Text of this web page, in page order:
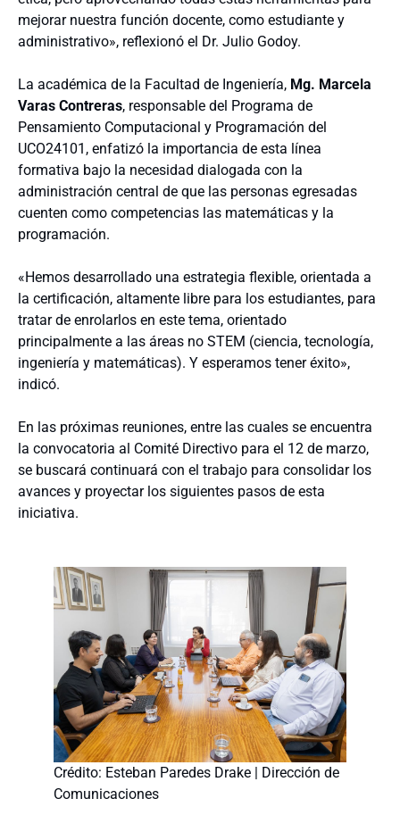
mejorar nuestra función docente, como estudiante y
administrativo», reflexionó el Dr. Julio Godoy.
La académica de la Facultad de Ingeniería, Mg. Marcela
Varas Contreras, responsable del Programa de
Pensamiento Computacional y Programación del
UCO24101, enfatizó la importancia de esta línea
formativa bajo la necesidad dialogada con la
administración central de que las personas egresadas
cuenten como competencias las matemáticas y la
programación.
«Hemos desarrollado una estrategia flexible, orientada a
la certificación, altamente libre para los estudiantes, para
tratar de enrolarlos en este tema, orientado
principalmente a las áreas no STEM (ciencia, tecnología,
ingeniería y matemáticas). Y esperamos tener éxito»,
indicó.
En las próximas reuniones, entre las cuales se encuentra
la convocatoria al Comité Directivo para el 12 de marzo,
se buscará continuará con el trabajo para consolidar los
avances y proyectar los siguientes pasos de esta
iniciativa.
Crédito: Esteban Paredes Drake | Dirección de
Comunicaciones